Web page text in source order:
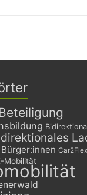
Beteiligung
Bürger:innen Car2Flex
Mobilität